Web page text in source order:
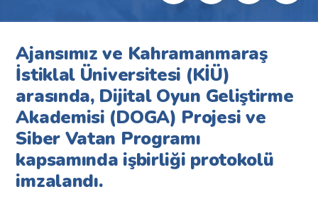
Ajansımız ve Kahramanmaraş
İstiklal Üniversitesi (KİÜ)
arasında, Dijital Oyun Geliştirme
Akademisi (DOGA) Projesi ve
Siber Vatan Programı
kapsamında işbirliği protokolü
imzalandı.